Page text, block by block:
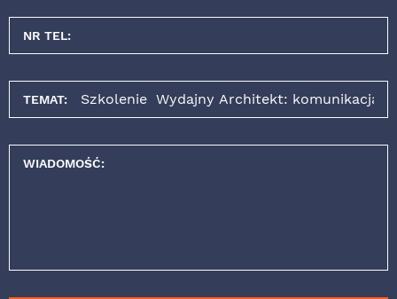
NR TEL:
TEMAT:
WIADOMOŚĆ: